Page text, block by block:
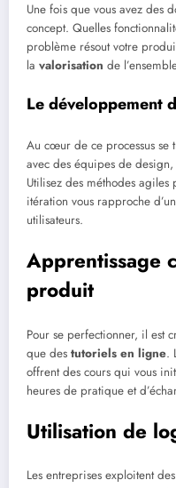
Une fois que vous avez des
concept. Quelles
problème résout votre
la valorisation de
Le développement
Au cœur de ce processus se
avec des équipes de
Utilisez des méthodes
itération vous rapproche
utilisateurs.
Apprentissage
produit
Pour se perfectionner, il est
que des tutoriels en ligne.
offrent des cours qui vous
heures de pratique et
Utilisation de
Les entreprises exploitent